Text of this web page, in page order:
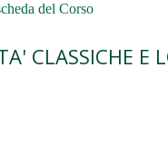
del Corso
CLASSICHE E